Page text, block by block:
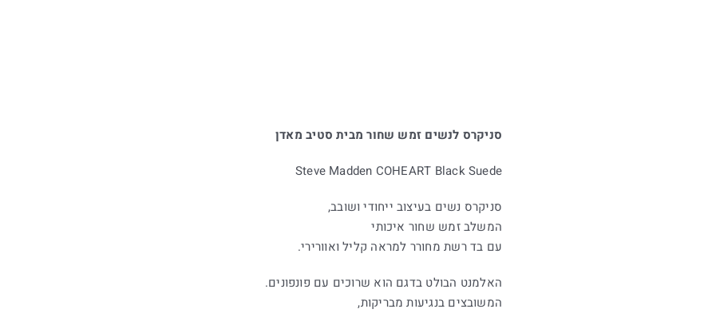
סניקרס לנשים זמש שחור מבית סטיב מאדן
Steve Madden COHEART Black Suede
סניקרס נשים בעיצוב ייחודי ושובב,
המשלב זמש שחור איכותי
עם בד רשת מחורר למראה קליל ואוורירי.
האלמנט הבולט בדגם הוא שרוכים עם פונפונים.
המשובצים בנגיעות מבריקות,